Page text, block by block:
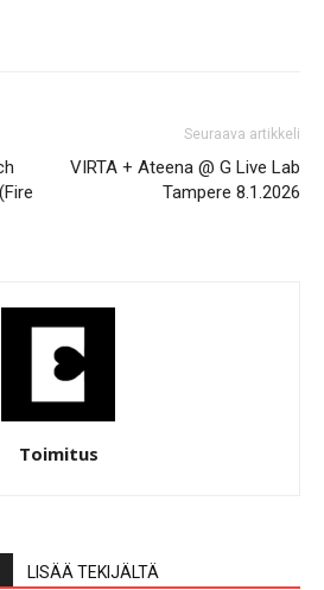
Seuraava artikkeli
VIRTA + Ateena @ G Live Lab
Tampere 8.1.2026
Toimitus
LISÄÄ TEKIJÄLTÄ